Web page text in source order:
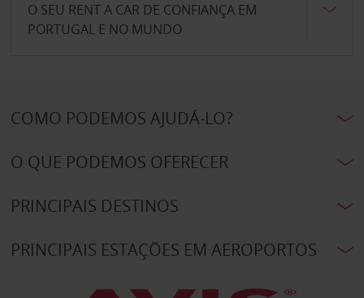
O SEU RENT A CAR DE CONFIANÇA EM
PORTUGAL E NO MUNDO
COMO PODEMOS AJUDÁ-LO?
O QUE PODEMOS OFERECER
PRINCIPAIS DESTINOS
PRINCIPAIS ESTAÇÕES EM AEROPORTOS